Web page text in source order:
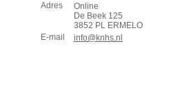
Adres
Online
De Beek 125
3852 PL ERMELO
E-mail
info@knhs.nl